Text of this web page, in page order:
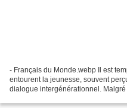
- Français du Monde.webp Il est
entourent la jeunesse, souvent
dialogue intergénérationnel.